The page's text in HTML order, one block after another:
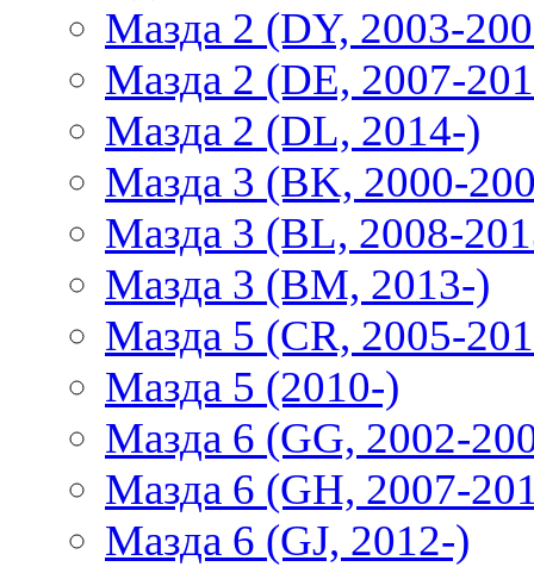
Мазда 2 (DY, 2003-
Мазда 2 (DE, 2007-
Мазда 2 (DL, 2014-)
Мазда 3 (BK, 2000-
Мазда 3 (BL, 2008-
Мазда 3 (BM, 2013-)
Мазда 5 (CR, 2005-
Мазда 5 (2010-)
Мазда 6 (GG, 2002-
Мазда 6 (GH, 2007-
Мазда 6 (GJ, 2012-)